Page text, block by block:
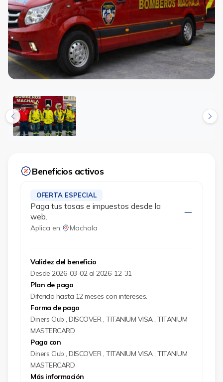
Beneficios activos
OFERTA ESPECIAL
Paga tus tasas e impuestos desde la
web.
Aplica en: Machala
Validez del beneficio
Desde 2026-03-02 al 2026-12-31
Plan de pago
Diferido hasta 12 meses con intereses.
Forma de pago
Diners Club , DISCOVER , TITANIUM VISA , TITANIUM
MASTERCARD
Paga con
Diners Club , DISCOVER , TITANIUM VISA , TITANIUM
MASTERCARD
Más información